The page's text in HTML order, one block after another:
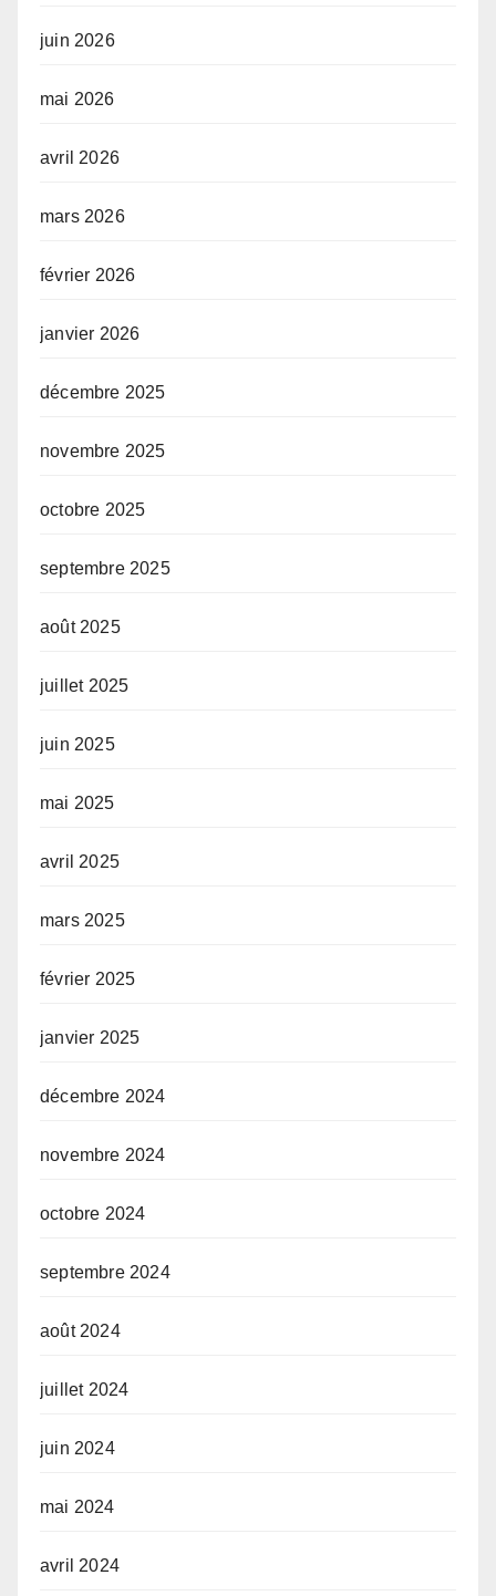
juin 2026
mai 2026
avril 2026
mars 2026
février 2026
janvier 2026
décembre 2025
novembre 2025
octobre 2025
septembre 2025
août 2025
juillet 2025
juin 2025
mai 2025
avril 2025
mars 2025
février 2025
janvier 2025
décembre 2024
novembre 2024
octobre 2024
septembre 2024
août 2024
juillet 2024
juin 2024
mai 2024
avril 2024